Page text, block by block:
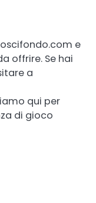
e
offrire. Se hai
a
qui per
di gioco